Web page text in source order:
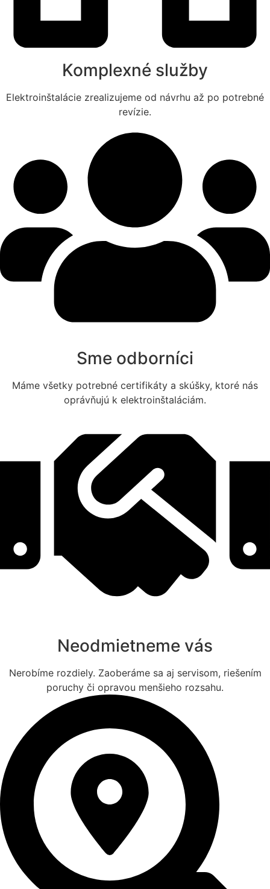
Komplexné služby
Elektroinštalácie zrealizujeme od návrhu až po potrebné
revízie.
Sme odborníci
Máme všetky potrebné certifikáty a skúšky, ktoré nás
oprávňujú k elektroinštaláciám.
Neodmietneme vás
Nerobíme rozdiely. Zaoberáme sa aj servisom, riešením
poruchy či opravou menšieho rozsahu.